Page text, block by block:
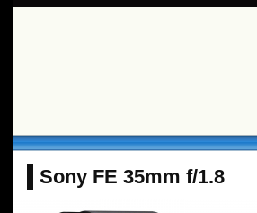
Sony FE 35mm f/1.8